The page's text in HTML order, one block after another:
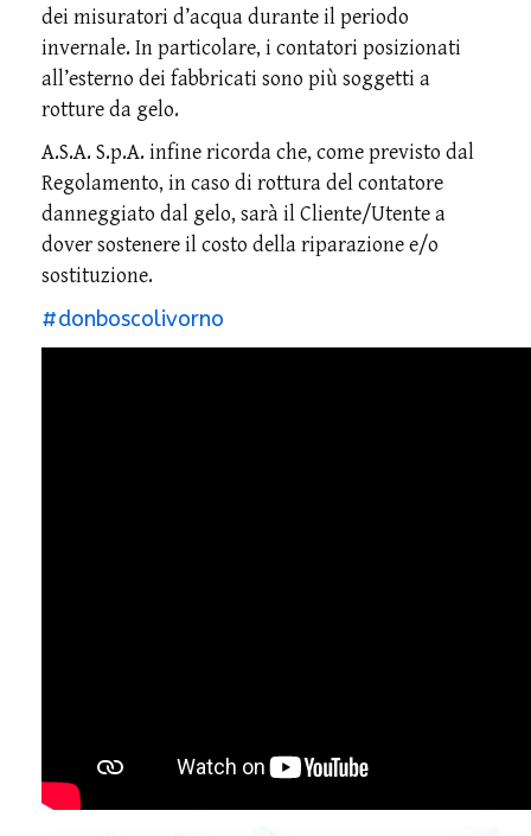
dei misuratori d’acqua durante il periodo
invernale. In particolare, i contatori posizionati
all’esterno dei fabbricati sono più soggetti a
rotture da gelo.
A.S.A. S.p.A. infine ricorda che, come previsto dal
Regolamento, in caso di rottura del contatore
danneggiato dal gelo, sarà il Cliente/Utente a
dover sostenere il costo della riparazione e/o
sostituzione.
#donboscolivorno